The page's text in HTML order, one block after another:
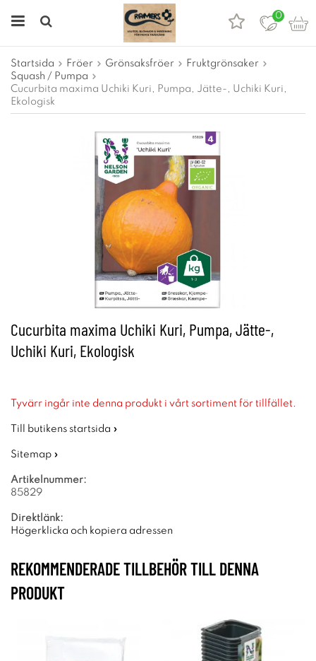
0
Startsida Fröer Grönsaksfröer
Fruktgrönsaker
Squash / Pumpa
Cucurbita maxima Uchiki Kuri, Pumpa, Jätte-, Uchiki Kuri,
Ekologisk
Cucurbita maxima Uchiki Kuri, Pumpa, Jätte-,
Uchiki Kuri, Ekologisk
Tyvärr ingår inte denna produkt i vårt sortiment för tillfället.
Till butikens startsida »
Sitemap »
Artikelnummer:
85829
Direktlänk:
Högerklicka och kopiera adressen
REKOMMENDERADE TILLBEHÖR TILL DENNA
PRODUKT